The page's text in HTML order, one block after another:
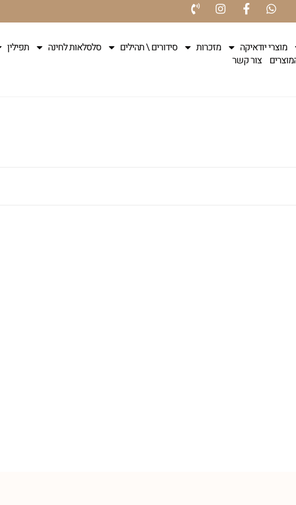
מוצרי יודאיקה מזכרות סידורים \ תהילים סלסלאות לחינה
תפילין
צור קשר